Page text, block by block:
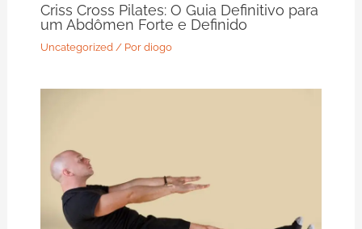
Criss Cross Pilates: O Guia Definitivo para
um Abdômen Forte e Definido
Uncategorized / Por diogo